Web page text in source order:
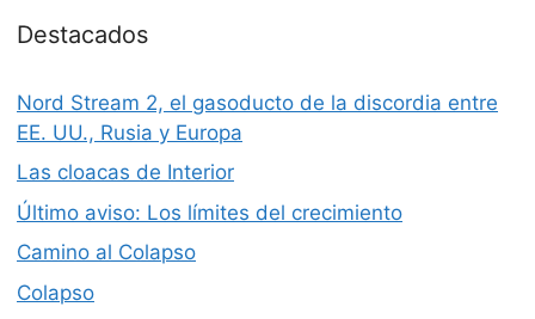
Destacados
Nord Stream 2, el gasoducto de la discordia entre
EE. UU., Rusia y Europa
Las cloacas de Interior
Último aviso: Los límites del crecimiento
Camino al Colapso
Colapso